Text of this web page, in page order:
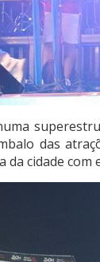
das
cidade com